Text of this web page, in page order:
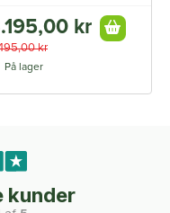
kr
kr
På lager
kunder